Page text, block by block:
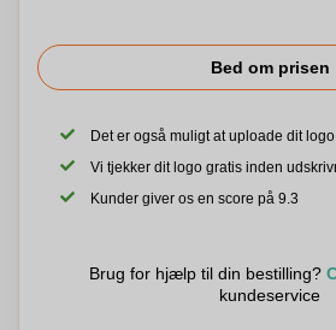
Bed om prisen
Det er også muligt at uploade dit
Vi tjekker dit logo gratis inden
Kunder giver os en score på 9.3
Brug for hjælp til din bestilling?
kundeservice